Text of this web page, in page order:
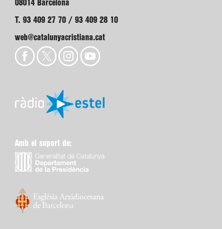
08014 Barcelona
T. 93 409 27 70 / 93 409 28 10
web@catalunyacristiana.cat
Amb el suport de: